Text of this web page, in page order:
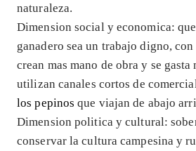
naturaleza.
Dimension social y economica:
ganadero sea un trabajo digno,
crean mas mano de obra y se gasta
utilizan canales cortos de
los pepinosque viajan de abajo
Dimension politica y cultural:
conservar la cultura campesina y